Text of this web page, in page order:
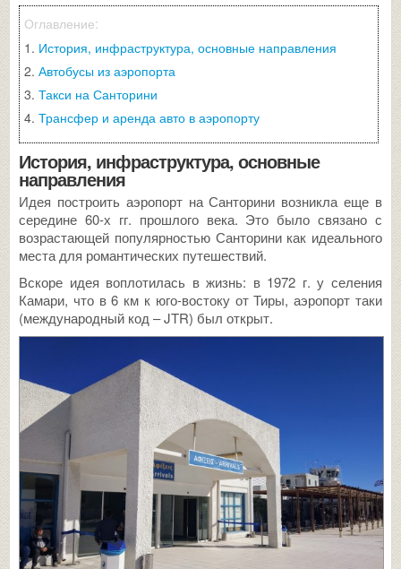
История, инфраструктура, основные направления
Автобусы из аэропорта
Такси на Санторини
Трансфер и аренда авто в аэропорту
История, инфраструктура, основные
направления
Идея построить аэропорт на Санторини возникла еще в
середине 60-х гг. прошлого века. Это было связано с
возрастающей популярностью Санторини как идеального
места для романтических путешествий.
Вскоре идея воплотилась в жизнь: в 1972 г. у селения
Камари, что в 6 км к юго-востоку от Тиры, аэропорт таки
(международный код – JTR) был открыт.